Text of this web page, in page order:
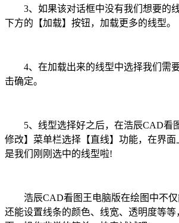
3、如果该对话框中没有我们想要的
下方的【加载】按钮，加载更多的线型。
4、在加载出来的线型中选择我们需
击确定。
5、线型选择好之后，在浩辰CAD看
修改】菜单栏选择【直线】功能，在界
是我们刚刚选中的线型啦!
浩辰CAD看图王电脑版在绘图中不仅
还能设置线条的颜色、线宽、透明度等